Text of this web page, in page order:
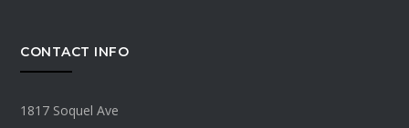
CONTACT INFO
1817 Soquel Ave